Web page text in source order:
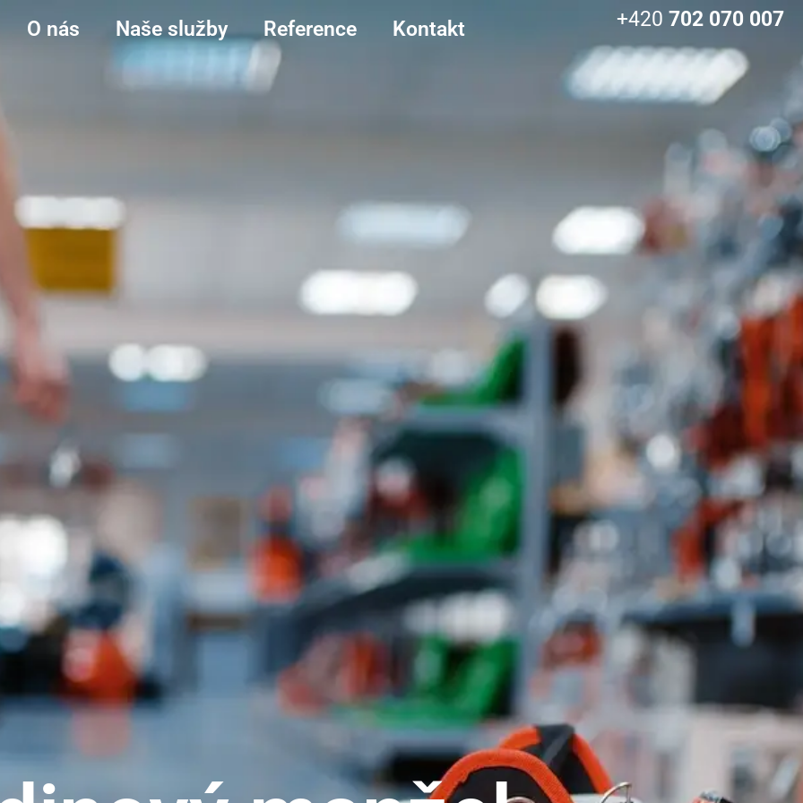
O nás Naše služby Reference Kontakt +420702 070 007